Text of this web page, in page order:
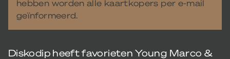
hebben worden alle kaartkopers per e-mail
geïnformeerd.
Diskodip heeft favorieten Young Marco &